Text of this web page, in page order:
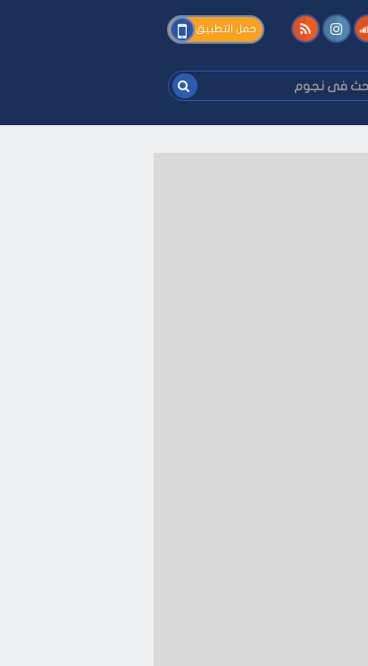
حمل التطبيق
فى